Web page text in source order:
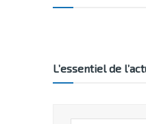
L’essentiel de